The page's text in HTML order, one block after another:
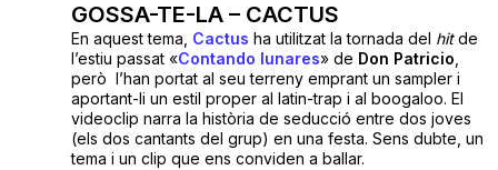
GOSSA-TE-LA – CACTUS
En aquest tema, Cactus ha utilitzat la tornada del hitde
l’estiu passat «Contando lunares» de Don Patricio
però l’han portat al seu terreny emprant un sampler i
aportant-li un estil proper al latin-trap i al boogaloo. El
videoclip narra la història de seducció entre dos joves
(els dos cantants del grup) en una festa. Sens dubte, un
tema i un clip que ens conviden a ballar.